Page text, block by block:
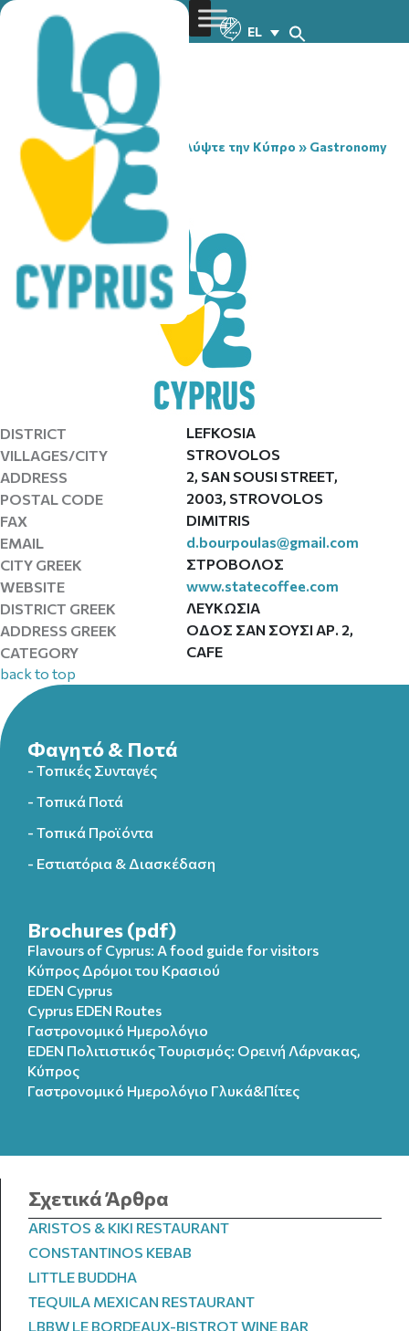
EL
You are here:Home» Ανακαλύψτε την Κύπρο » Gastronomy
» STATE COFFEE CO
STATE COFFEE CO
DISTRICT
LEFKOSIA
VILLAGES/CITY
STROVOLOS
ADDRESS
2, SAN SOUSI STREET,
POSTAL CODE
2003, STROVOLOS
FAX
DIMITRIS
EMAIL
d.bourpoulas@gmail.com
CITY GREEK
ΣΤΡΟΒΟΛΟΣ
WEBSITE
www.statecoffee.com
DISTRICT GREEK
ΛΕΥΚΩΣΙΑ
ADDRESS GREEK
ΟΔΟΣ ΣΑΝ ΣΟΥΣΙ ΑΡ. 2,
CATEGORY
CAFE
back to top
Φαγητό & Ποτά
- Τοπικές Συνταγές
- Τοπικά Ποτά
- Τοπικά Προϊόντα
- Εστιατόρια & Διασκέδαση
Brochures (pdf)
Flavours of Cyprus: A food guide for visitors
Κύπρος Δρόμοι του Κρασιού
EDEN Cyprus
Cyprus EDEN Routes
Γαστρονομικό Ημερολόγιο
EDEN Πολιτιστικός Τουρισμός: Ορεινή Λάρνακας,
Κύπρος
Γαστρονομικό Ημερολόγιo Γλυκά&Πίτες
Σχετικά Άρθρα
ARISTOS & KIKI RESTAURANT
CONSTANTINOS KEBAB
LITTLE BUDDHA
TEQUILA MEXICAN RESTAURANT
LBBW LE BORDEAUX-BISTROT WINE BAR